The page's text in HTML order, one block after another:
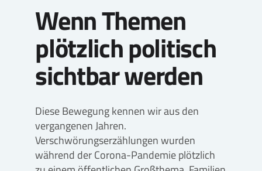
Wenn Themen
plötzlich politisch
sichtbar werden
Diese Bewegung kennen wir aus den
vergangenen Jahren.
Verschwörungserzählungen wurden
während der Corona-Pandemie plötzlich